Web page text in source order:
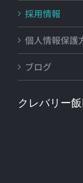
採用情報
個人情報保護
ブログ
クレバリー